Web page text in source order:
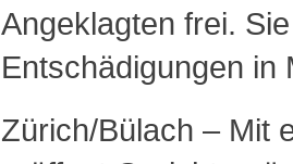
Angeklagten frei.
Entschädigungen in
Zürich/Bülach – Mit